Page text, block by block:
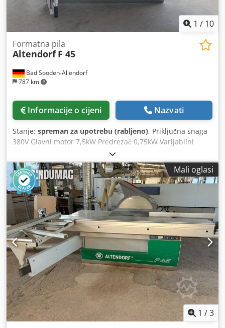
1 / 10
Bad Sooden-Allendorf
787 km
Formatna pila
Altendorf F 45
Informacije o cijeni Nazvati
Stanje: spreman za upotrebu (rabljeno), Priključna snaga
380V Glavni motor 7,5kW Predrezač 0,75kW Varijabilni
pogon Dvostruka valjkasta kolica 3000mm električno
podešavanje visine i nagiba Širina reza 1000mm CNC
upravljano Sustav stezanja AKE Maksimalni promjer lista
pile 500 mm Dcedpfx Ajy Hq N Aed Sek Upravljačka ploča u
visini očiju Prednji stol zakretan Držač predložaka
Predrezač s 2 osi Produžetak stola 840mm Kutni graničnik
PQS Standard PSV s uskom i širokom kapom
Mali oglasi
1 /3